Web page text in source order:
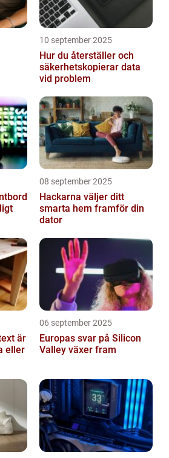
10 september 2025
Hur du återställer och
säkerhetskopierar data
vid problem
08 september 2025
Hackarna väljer ditt
smarta hem framför din
dator
är
eller
06 september 2025
Europas svar på Silicon
Valley växer fram